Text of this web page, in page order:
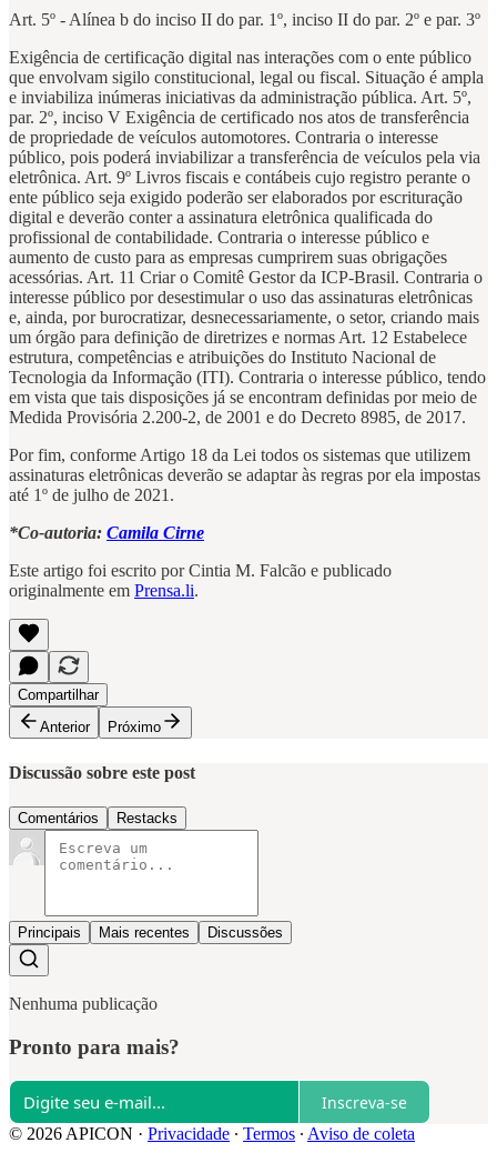
Art. 5º - Alínea b do inciso II do par. 1º, inciso II do par. 2º e par. 3º
Exigência de certificação digital nas interações com o ente público
que envolvam sigilo constitucional, legal ou fiscal. Situação é ampla
e inviabiliza inúmeras iniciativas da administração pública. Art. 5º,
par. 2º, inciso V Exigência de certificado nos atos de transferência
de propriedade de veículos automotores. Contraria o interesse
público, pois poderá inviabilizar a transferência de veículos pela via
eletrônica. Art. 9º Livros fiscais e contábeis cujo registro perante o
ente público seja exigido poderão ser elaborados por escrituração
digital e deverão conter a assinatura eletrônica qualificada do
profissional de contabilidade. Contraria o interesse público e
aumento de custo para as empresas cumprirem suas obrigações
acessórias. Art. 11 Criar o Comitê Gestor da ICP-Brasil. Contraria o
interesse público por desestimular o uso das assinaturas eletrônicas
e, ainda, por burocratizar, desnecessariamente, o setor, criando mais
um órgão para definição de diretrizes e normas Art. 12 Estabelece
estrutura, competências e atribuições do Instituto Nacional de
Tecnologia da Informação (ITI). Contraria o interesse público, tendo
em vista que tais disposições já se encontram definidas por meio de
Medida Provisória 2.200-2, de 2001 e do Decreto 8985, de 2017.
Por fim, conforme Artigo 18 da Lei todos os sistemas que utilizem
assinaturas eletrônicas deverão se adaptar às regras por ela impostas
até 1º de julho de 2021.
*Co-autoria: Camila Cirne
Este artigo foi escrito por Cintia M. Falcão e publicado
originalmente em Prensa.li.
Compartilhar
Anterior
Próximo
Discussão sobre este post
Comentários Restacks
Principais Mais recentes Discussões
Nenhuma publicação
Pronto para mais?
Inscreva-se
© 2026 APICON · Privacidade ∙ Termos ∙ Aviso de coleta